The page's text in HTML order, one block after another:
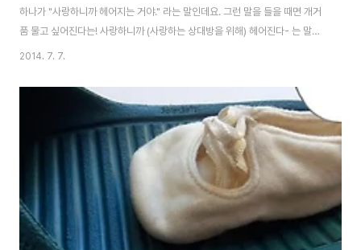
하나가 "사랑하니까 헤어지는 거야." 라는 말인데요. 그런 말을 들을 때면 개거
품 물고 싶어진다는! 사랑하니까 (사랑하는 상대방을 위해) 헤어진다- 는 말은
핑계일 뿐이고, 사실 진짜 이유는 상황이 뭐건, 결국 더 이상 그(그녀)를 향한 마
을 앞두고 이런 저런 고민이 많았습니다. 이직을 준비해야 할지, 회사를 그만두
고 다른 길을 모색해야 할까, 직장인이라면 누구나 한번 쯤 하는 고민을 꽤나 심
각하게 붙들고 있었습니다. 남자친구와 데이트를 하며 저의 이런 고민을 털어
놓다가 그게 시발점이 되었습니다. "고민이 많아. 이 회사만 9년 차인데, 더 늦
2014. 7. 7.